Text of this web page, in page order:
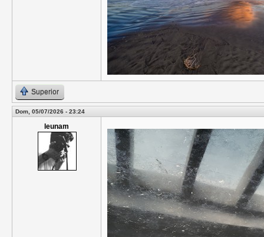
Superior
Dom, 05/07/2026 - 23:24
leunam